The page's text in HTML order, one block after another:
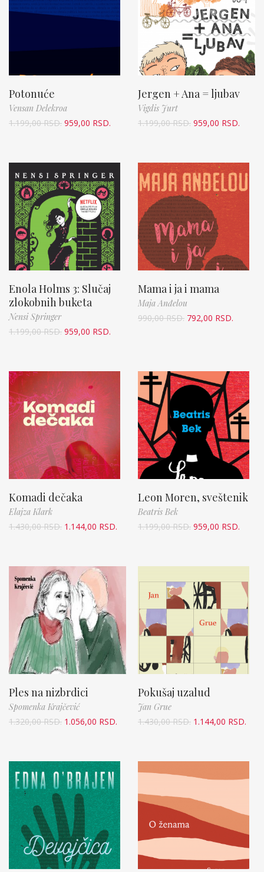
Potonuće
Vensan Delekroa
1.199,00RSD. 959,00 RSD.
Jergen + Ana = ljubav
Vigdis Jurt
1.199,00RSD. 959,00 RSD.
Enola Holms 3: Slučaj
zlokobnih buketa
Nensi Springer
1.199,00RSD. 959,00 RSD.
Mama i ja i mama
Maja Anđelou
990,00RSD. 792,00 RSD.
Komadi dečaka
Elajza Klark
1.430,00RSD. 1.144,00 RSD.
Leon Moren, sveštenik
Beatris Bek
1.199,00RSD. 959,00 RSD.
Ples na nizbrdici
Spomenka Krajčević
1.320,00RSD. 1.056,00 RSD.
Pokušaj uzalud
Jan Grue
1.430,00RSD. 1.144,00 RSD.